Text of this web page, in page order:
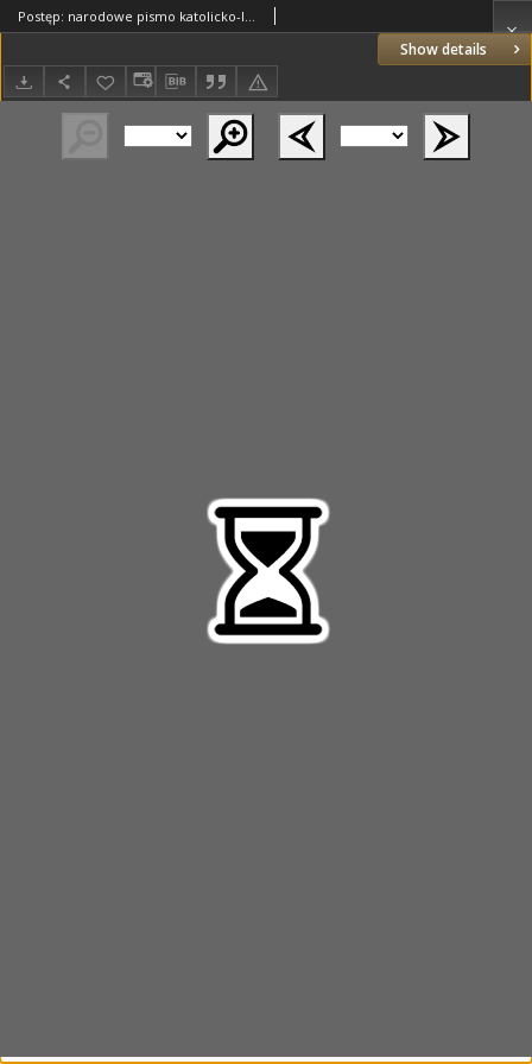
Show details
Postęp: narodowe pismo katolicko-ludowe niezależne pod każdym względem 1916.01.13 R.27 Nr9